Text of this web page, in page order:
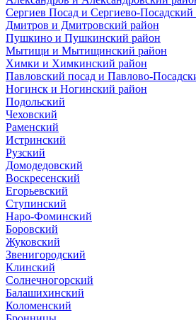
Сергиев Посад и Сергиево-Посадский
Дмитров и Дмитровский район
Пушкино и Пушкинский район
Мытищи и Мытищинский район
Химки и Химкинский район
Павловский посад и Павлово-
Ногинск и Ногинский район
Подольский
Чеховский
Раменский
Истринский
Рузский
Домодедовский
Воскресенский
Егорьевский
Ступинский
Наро-Фоминский
Боровский
Жуковский
Звенигородский
Клинский
Солнечногорский
Балашихинский
Коломенский